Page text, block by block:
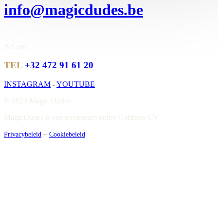
info@magicdudes.be
TEL +32 472 91 61 20
INSTAGRAM -YOUTUBE
© 2023 Magic Dudes
MagicDudes is een merknaam onder Gaidaros CV
Privacybeleid – Cookiebeleid